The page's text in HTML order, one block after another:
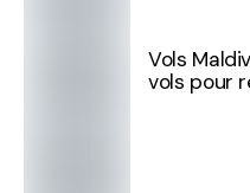
Vols
vols pour